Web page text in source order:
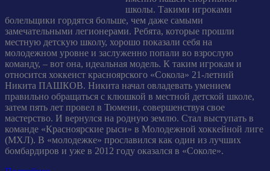
школы. Такими игроками
болельщики гордятся больше, чем даже самыми
замечательными легионерами. Ребята, которые прошли
местную детскую школу, хорошо показали себя на
молодежном уровне и заслуженно попали во взрослую
команду, – вот она, идеальная модель. К таким игрокам и
относится хоккеист красноярского «Сокола» 21-летний
Никита ПАШКОВ. Никита начал овладевать умением
правильно обращаться с клюшкой в местной детской школе,
затем пять лет провел в Тюмени, совершенствуя свое
мастерство. И вернулся на родную землю. Стал выступать в
команде «Красноярские рыси» в Молодежной хоккейной лиге
(МХЛ). В «молодежке» прославился как один из лучших
бомбардиров и уже в 2012 году оказался в «Соколе».